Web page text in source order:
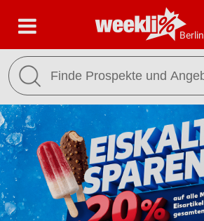
Berlin